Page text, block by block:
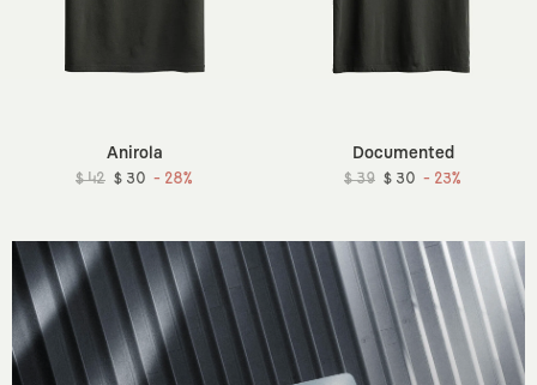
Anirola
$ 42 $ 30 - 28%
Documented
$ 39 $ 30 - 23%